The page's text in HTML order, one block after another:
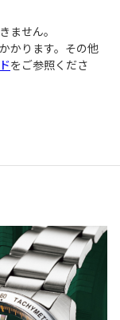
ません｡
かります。その他
をご参照くださ